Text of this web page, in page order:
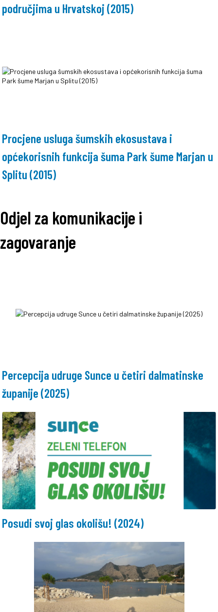
područjima u Hrvatskoj (2015)
Procjene usluga šumskih ekosustava i
općekorisnih funkcija šuma Park šume Marjan u
Splitu (2015)
Odjel za komunikacije i
zagovaranje
Percepcija udruge Sunce u četiri dalmatinske
županije (2025)
Posudi svoj glas okolišu! (2024)